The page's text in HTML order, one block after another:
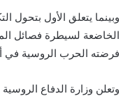
وبينما يتعلق الأول بتحول
الخاضعة لسيطرة فصائل
فرضته الحرب الروسية في
وتعلن وزارة الدفاع